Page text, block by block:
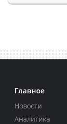
Главное
Новости
Аналитика